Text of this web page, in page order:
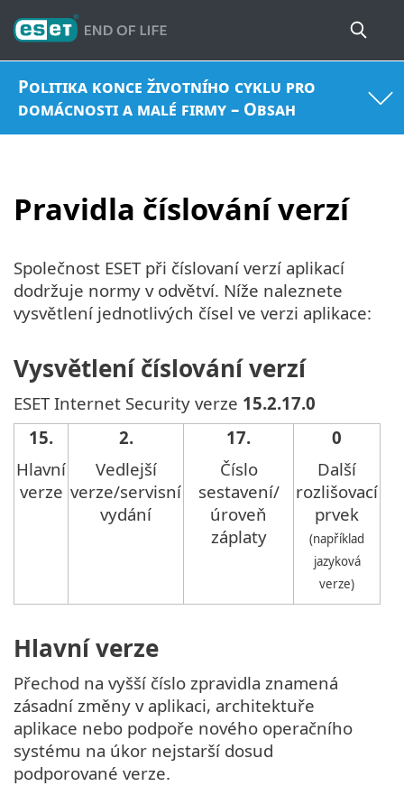
Politika konce životního cyklu pro
domácnosti a malé firmy – Obsah
Pravidla číslování verzí
Společnost ESET při číslovaní verzí aplikací
dodržuje normy v odvětví. Níže naleznete
vysvětlení jednotlivých čísel ve verzi aplikace:
Vysvětlení číslování verzí
ESET Internet Security verze 15.2.17.0
15.
Hlavní
verze
2.
Vedlejší
verze/servisní
vydání
17.
Číslo
sestavení/
úroveň
záplaty
0
Další
rozlišovací
prvek
(například
jazyková
verze)
Hlavní verze
Přechod na vyšší číslo zpravidla znamená
zásadní změny v aplikaci, architektuře
aplikace nebo podpoře nového operačního
systému na úkor nejstarší dosud
podporované verze.